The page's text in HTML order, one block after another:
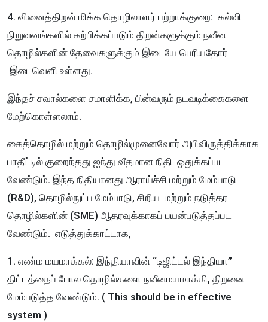
4. வினைத்திறன் மிக்க தொழிலாளர் பற்றாக்குறை: கல்வி
நிறுவனங்களில் கற்பிக்கப்படும் திறன்களுக்கும் நவீன
தொழில்களின் தேவைகளுக்கும் இடையே பெரியதோர்
இடைவெளி உள்ளது.
இந்தச் சவால்களை சமாளிக்க, பின்வரும் நடவடிக்கைகளை
மேற்கொள்ளலாம்.
கைத்தொழில் மற்றும் தொழில்முனைவோர் அபிவிருத்திக்காக
பாதீட்டில் குறைந்தது ஐந்து வீதமான நிதி ஒதுக்கப்பட
வேண்டும். இந்த நிதியானது ஆராய்ச்சி மற்றும் மேம்பாடு
(R&D), தொழில்நுட்ப மேம்பாடு, சிறிய மற்றும் நடுத்தர
தொழில்களின் (SME) ஆதரவுக்காகப் பயன்படுத்தப்பட
வேண்டும். எடுத்துக்காட்டாக,
1. எண்ம மயமாக்கல்: இந்தியாவின் “டிஜிட்டல் இந்தியா”
திட்டத்தைப் போல தொழில்களை நவீனமயமாக்கி, திறனை
மேம்படுத்த வேண்டும். ( This should be in effective
system )